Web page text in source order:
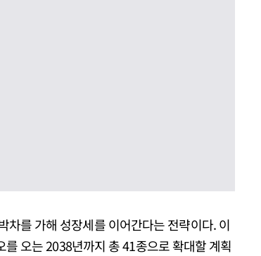
차를 가해 성장세를 이어간다는 전략이다. 이
오는 2038년까지 총 41종으로 확대할 계획